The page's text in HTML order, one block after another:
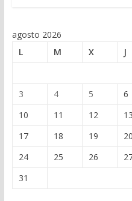
agosto 2026
L
M X J
3
4 5 6
10
11 12 13
17
18 19 20
24
25 26
31